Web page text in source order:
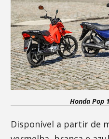
Honda Pop
Disponível a partir de